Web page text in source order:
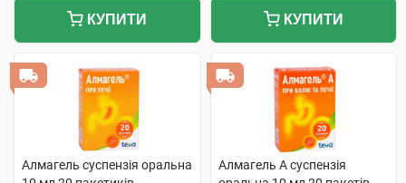
КУПИТИ КУПИТИ
Алмагель суспензія оральна
Алмагель А суспензія